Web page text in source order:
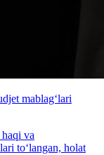
mablag‘lari
va
to‘langan, holat